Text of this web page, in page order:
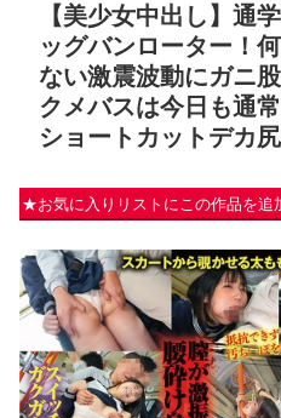
【美少女中出し】通
ッグバンローター！
ない激震波動にガニ
クメバスは今日も通
ショートカットデカ
★お気に入りリストにこの作品を追